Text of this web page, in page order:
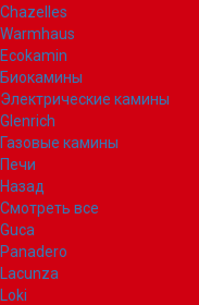
Chazelles
Warmhaus
Ecokamin
Биокамины
Электрические камины
Glenrich
Газовые камины
Печи
Назад
Смотреть все
Guca
Panadero
Lacunza
Loki